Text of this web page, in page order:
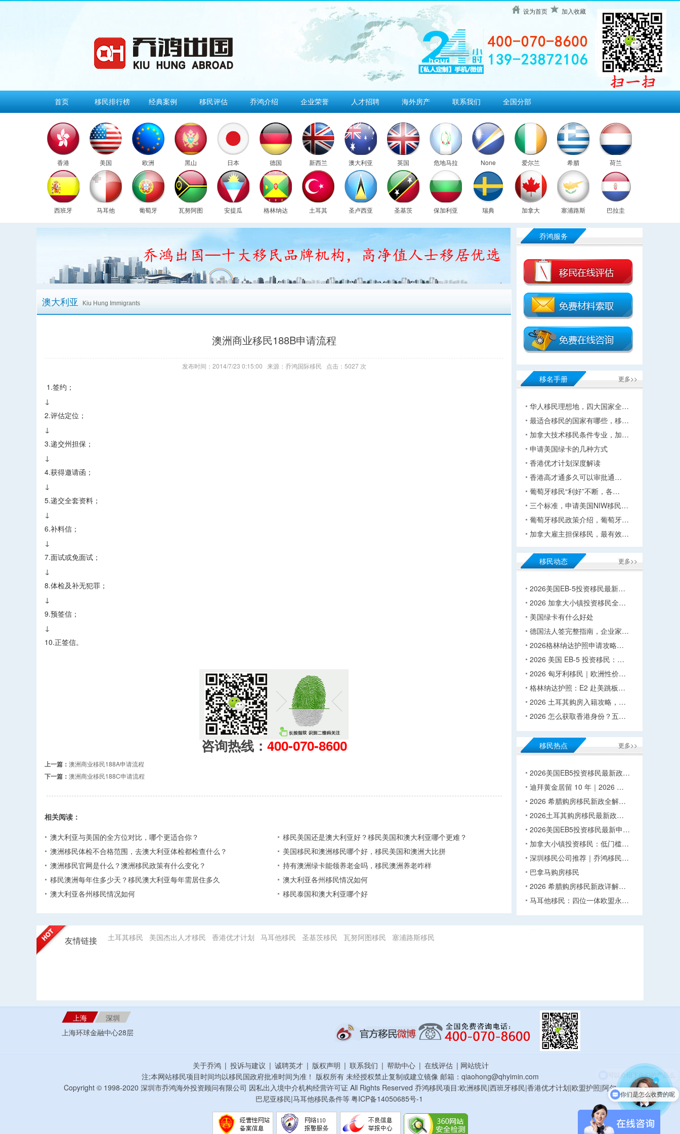
设为首页 加入收藏
首页 移民排行榜 经典案例 移民评估 乔鸿介绍 企业荣誉 人才招聘 海外房产 联系我们 全国分部
香港 美国 欧洲 黑山 日本 德国 新西兰 澳大利亚 英国 危地马拉 None 爱尔兰 希腊 荷兰
西班牙 马耳他 葡萄牙 瓦努阿图 安提瓜 格林纳达 土耳其 圣卢西亚 圣基茨 保加利亚 瑞典 加拿大 塞浦路斯 巴拉圭
澳大利亚 Kiu Hung Immigrants
澳洲商业移民188B申请流程
发布时间：2014/7/23 0:15:00 来源：乔鸿国际移民 点击：5027 次
1.签约；
↓
2.评估定位；
↓
3.递交州担保；
↓
4.获得邀请函；
↓
5.递交全套资料；
↓
6.补料信；
↓
7.面试或免面试；
↓
8.体检及补无犯罪；
↓
9.预签信；
↓
10.正签信。
咨询热线： 400-070-8600
上一篇： 澳洲商业移民188A申请流程
下一篇： 澳洲商业移民188C申请流程
相关阅读：
澳大利亚与美国的全方位对比，哪个更适合你？
移民美国还是澳大利亚好？移民美国和澳大利亚哪个更难？
澳洲移民体检不合格范围，去澳大利亚体检都检查什么？
美国移民和澳洲移民哪个好，移民美国和澳洲大比拼
澳洲移民官网是什么？澳洲移民政策有什么变化？
持有澳洲绿卡能领养老金吗，移民澳洲养老咋样
移民澳洲每年住多少天？移民澳大利亚每年需居住多久
澳大利亚各州移民情况如何
澳大利亚各州移民情况如何
移民泰国和澳大利亚哪个好
乔鸿服务
更多>>
移名手册
华人移民理想地，四大国家全…
最适合移民的国家有哪些，移…
加拿大技术移民条件专业，加…
申请美国绿卡的几种方式
香港优才计划深度解读
香港高才通多久可以审批通…
葡萄牙移民“利好”不断，各…
三个标准，申请美国NIW移民…
葡萄牙移民政策介绍，葡萄牙…
加拿大雇主担保移民，最有效…
更多>>
移民动态
2026美国EB-5投资移民最新…
2026 加拿大小镇投资移民全…
美国绿卡有什么好处
德国法人签完整指南，企业家…
2026格林纳达护照申请攻略…
2026 美国 EB-5 投资移民：…
2026 匈牙利移民｜欧洲性价…
格林纳达护照：E2 赴美跳板…
2026 土耳其购房入籍攻略，…
2026 怎么获取香港身份？五…
更多>>
移民热点
2026美国EB5投资移民最新政…
迪拜黄金居留 10 年｜2026 …
2026 希腊购房移民新政全解…
2026土耳其购房移民最新政…
2026美国EB5投资移民最新申…
加拿大小镇投资移民：低门槛…
深圳移民公司推荐｜乔鸿移民…
巴拿马购房移民
2026 希腊购房移民新政详解…
马耳他移民：四位一体欧盟永…
友情链接 土耳其移民 美国杰出人才移民 香港优才计划 马耳他移民 圣基茨移民 瓦努阿图移民 塞浦路斯移民
上海
深圳
上海环球金融中心28层
关于乔鸿 | 投诉与建议 | 诚聘英才 | 版权声明 | 联系我们 | 帮助中心 | 在线评估 | 网站统计
注;本网站移民项目时间均以移民国政府批准时间为准！ 版权所有 未经授权禁止复制或建立镜像 邮箱：qiaohong@qhyimin.com
Copyright © 1998-2020 深圳市乔鸿海外投资顾问有限公司 因私出入境中介机构经营许可证 All Rights Reserved 乔鸿移民项目:欧洲移民|西班牙移民|香港优才计划|欧盟护照|阿尔
巴尼亚移民|马耳他移民条件等粤ICP备14050685号-1
×
你们是怎么收费的呢